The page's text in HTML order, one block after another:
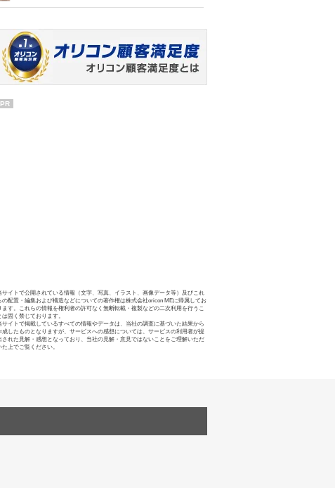
PR
サイトで公開されている情報（文字、写真、イラスト、画像データ等）及びこれ
の配置・編集および構造などについての著作権は株式会社oricon MEに帰属してお
ます。これらの情報を権利者の許可なく無断転載・複製などの二次利用を行うこ
は固く禁じております。
サイトで掲載しているすべての情報やデータは、当社の調査に基づいた結果から
成したものとなりますが、サービスへの感想については、サービスの利用者が提
された見解・感想となっており、当社の見解・意見ではないことをご理解いただ
た上でご覧ください。